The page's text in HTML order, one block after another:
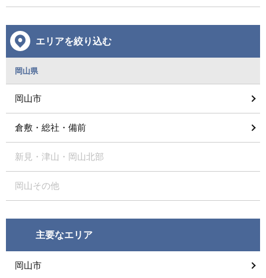
エリアを絞り込む
岡山県
岡山市
倉敷・総社・備前
新見・津山・岡山北部
岡山その他
主要なエリア
岡山市